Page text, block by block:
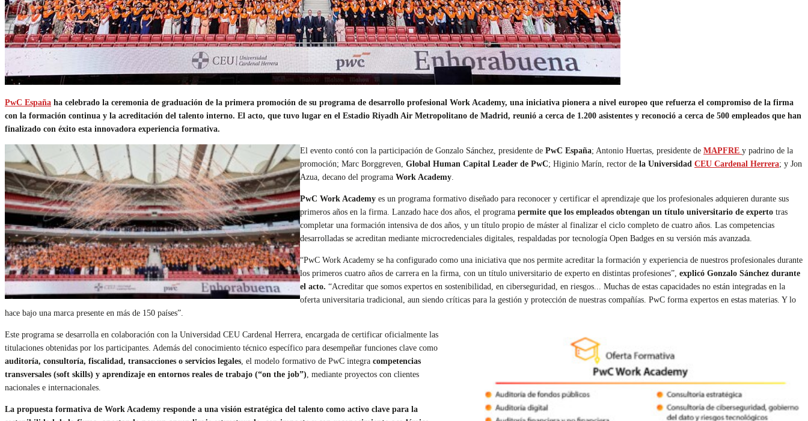
PwC España ha celebrado la ceremonia de graduación de la primera promoción de su programa de desarrollo profesional Work Academy, una iniciativa pionera a nivel europeo que refuerza el compromiso de la firma
con la formación continua y la acreditación del talento interno. El acto, que tuvo lugar en el Estadio Riyadh Air Metropolitano de Madrid, reunió a cerca de 1.200 asistentes y reconoció a cerca de 500 empleados que han
finalizado con éxito esta innovadora experiencia formativa.
El evento contó con la participación de Gonzalo Sánchez, presidente de PwC España; Antonio Huertas, presidente de MAPFRE y padrino de la
promoción; Marc Borggreven, Global Human Capital Leader de PwC; Higinio Marín, rector de la Universidad CEU Cardenal Herrera; y Jon
Azua, decano del programa Work Academy
PwC Work Academy es un programa formativo diseñado para reconocer y certificar el aprendizaje que los profesionales adquieren durante sus
primeros años en la firma. Lanzado hace dos años, el programa permite que los empleados obtengan un título universitario de experto tras
completar una formación intensiva de dos años, y un título propio de máster al finalizar el ciclo completo de cuatro años. Las competencias
desarrolladas se acreditan mediante microcredenciales digitales, respaldadas por tecnología Open Badges en su versión más avanzada.
“PwC Work Academy se ha configurado como una iniciativa que nos permite acreditar la formación y experiencia de nuestros profesionales durante
los primeros cuatro años de carrera en la firma, con un título universitario de experto en distintas profesiones”, explicó Gonzalo Sánchez durante
el acto. “Acreditar que somos expertos en sostenibilidad, en ciberseguridad, en riesgos... Muchas de estas capacidades no están integradas en la
oferta universitaria tradicional, aun siendo críticas para la gestión y protección de nuestras compañías. PwC forma expertos en estas materias. Y lo
hace bajo una marca presente en más de 150 países”.
Este programa se desarrolla en colaboración con la Universidad CEU Cardenal Herrera, encargada de certificar oficialmente las
titulaciones obtenidas por los participantes. Además del conocimiento técnico específico para desempeñar funciones clave como
auditoría, consultoría, fiscalidad, transacciones o servicios legales , el modelo formativo de PwC integra competencias
transversales (soft skills) y aprendizaje en entornos reales de trabajo (“on the job”) , mediante proyectos con clientes
nacionales e internacionales.
La propuesta formativa de Work Academy responde a una visión estratégica del talento como activo clave para la